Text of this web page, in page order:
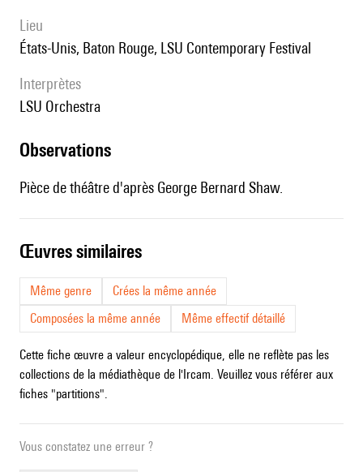
lieu
États-Unis, Baton Rouge, LSU Contemporary Festival
interprètes
LSU Orchestra
observations
Pièce de théâtre d'après George Bernard Shaw.
œuvres similaires
Même genre
Crées la même année
Composées la même année
Même effectif détaillé
Cette fiche œuvre a valeur encyclopédique, elle ne reflète pas les
collections de la médiathèque de l'Ircam. Veuillez vous référer aux
fiches "partitions".
Vous constatez une erreur ?